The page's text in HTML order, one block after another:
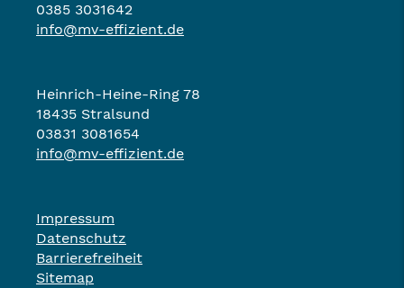
0385 3031642
info@mv-effizient.de
Heinrich-Heine-Ring 78
18435 Stralsund
03831 3081654
info@mv-effizient.de
Impressum
Datenschutz
Barrierefreiheit
Sitemap